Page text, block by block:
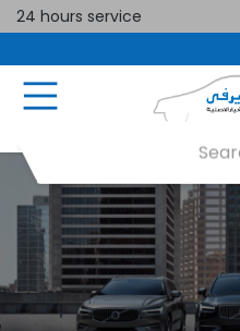
24 hours service